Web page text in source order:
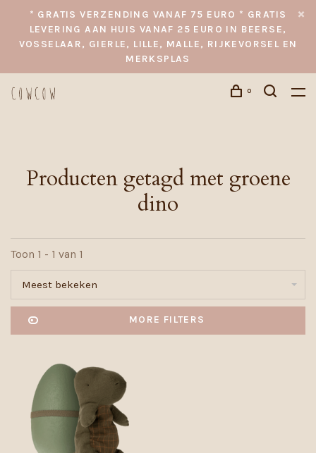
* GRATIS VERZENDING VANAF 75 EURO * GRATIS
LEVERING AAN HUIS VANAF 25 EURO IN BEERSE,
VOSSELAAR, GIERLE, LILLE, MALLE, RIJKEVORSEL EN
MERKSPLAS
0
Producten getagd met groene
dino
Toon 1 - 1 van 1
Meest bekeken
MORE FILTERS